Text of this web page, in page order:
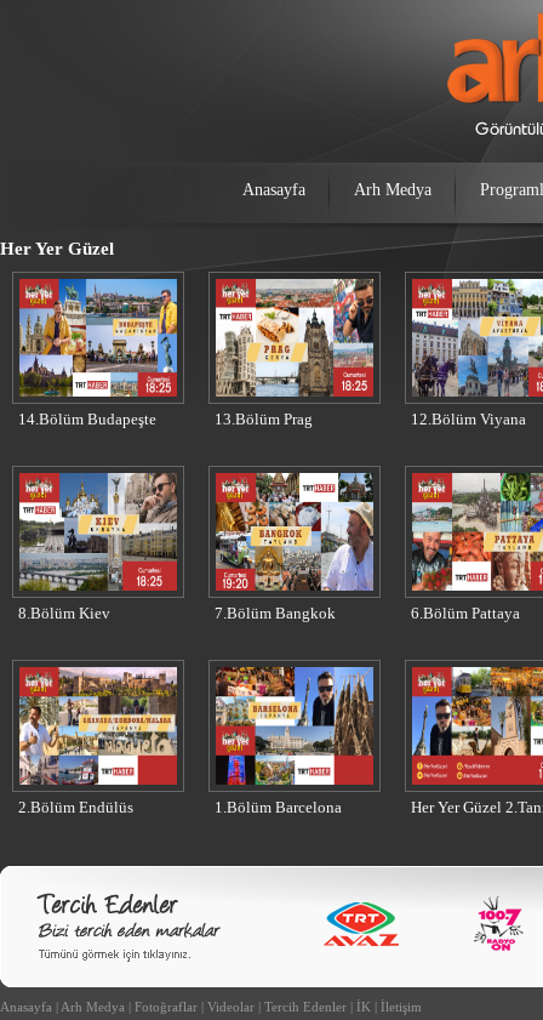
Anasayfa Arh Medya
Her Yer Güzel
14.Bölüm Budapeşte 13.Bölüm Prag 12.Bölüm Viyana
8.Bölüm Kiev 7.Bölüm Bangkok 6.Bölüm Pattaya
2.Bölüm Endülüs 1.Bölüm Barcelona Her Yer Güzel
Anasayfa | Arh Medya | Fotoğraflar | Videolar | Tercih Edenler | İK | İletişim